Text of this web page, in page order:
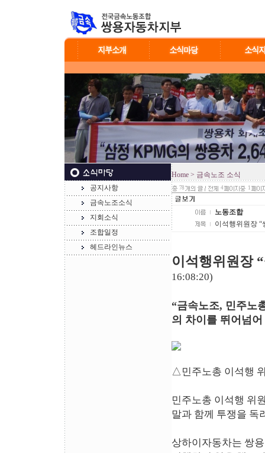
공지사항
금속노조소식
지회소식
조합일정
헤드라인뉴스
Home > 금속노조 소식
78 4 1
노동조합
이석행위원장
이석행위원장
16:08:20)
“금속노조, 민주노
의 차이를 뛰어넘
△민주노총 이석행
민주노총 이석행 위
말과 함께 투쟁을 독
상하이자동차는 쌍